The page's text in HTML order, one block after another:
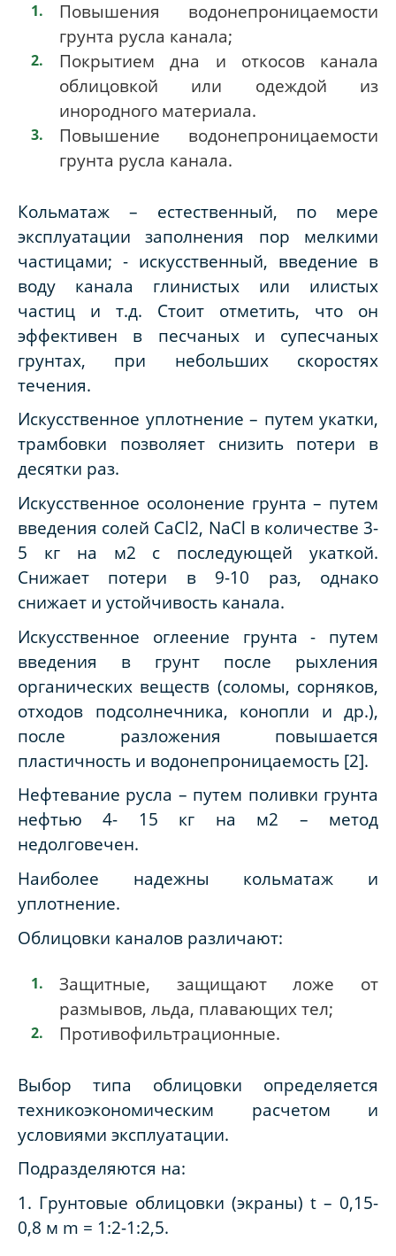
Повышения водонепроницаемости
грунта русла канала;
Покрытием дна и откосов канала
облицовкой или одеждой из
инородного материала.
Повышение водонепроницаемости
грунта русла канала.
Кольматаж – естественный, по мере
эксплуатации заполнения пор мелкими
частицами; - искусственный, введение в
воду канала глинистых или илистых
частиц и т.д. Стоит отметить, что он
эффективен в песчаных и супесчаных
грунтах, при небольших скоростях
течения.
Искусственное уплотнение – путем укатки,
трамбовки позволяет снизить потери в
десятки раз.
Искусственное осолонение грунта – путем
введения солей CaCl2, NaCl в количестве 3-
5 кг на м2 с последующей укаткой.
Снижает потери в 9-10 раз, однако
снижает и устойчивость канала.
Искусственное оглеение грунта - путем
введения в грунт после рыхления
органических веществ (соломы, сорняков,
отходов подсолнечника, конопли и др.),
после разложения повышается
пластичность и водонепроницаемость [2].
Нефтевание русла – путем поливки грунта
нефтью 4- 15 кг на м2 – метод
недолговечен.
Наиболее надежны кольматаж и
уплотнение.
Облицовки каналов различают:
Защитные, защищают ложе от
размывов, льда, плавающих тел;
Противофильтрационные.
Выбор типа облицовки определяется
техникоэкономическим расчетом и
условиями эксплуатации.
Подразделяются на:
1. Грунтовые облицовки (экраны) t – 0,15-
0,8 м m = 1:2-1:2,5.